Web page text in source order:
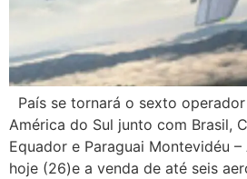
País se tornará o sexto
América do Sul junto com Brasil,
Equador e Paraguai Montevidéu
hoje (26)e a venda de até seis